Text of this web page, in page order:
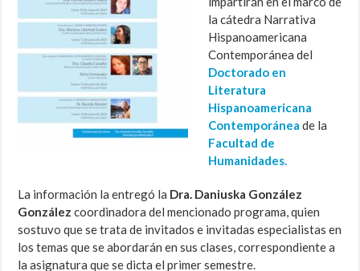
la cátedra Narrativa
Hispanoamericana
Contemporánea del
Doctorado en
Literatura
Hispanoamericana
Contemporánea de la
Facultad de
Humanidades.
La información la entregó la Dra. Daniuska González
Gonzálezcoordinadora del mencionado programa, quien
sostuvo que se trata de invitados e invitadas especialistas en
los temas que se abordarán en sus clases, correspondiente a
la asignatura que se dicta el primer semestre.